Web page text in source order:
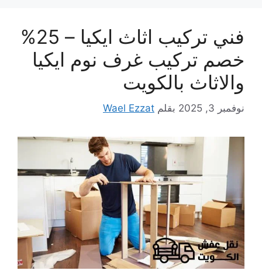
فني تركيب اثاث ايكيا – 25%
خصم تركيب غرف نوم ايكيا
والاثاث بالكويت
نوفمبر 3, 2025 بقلم Wael Ezzat